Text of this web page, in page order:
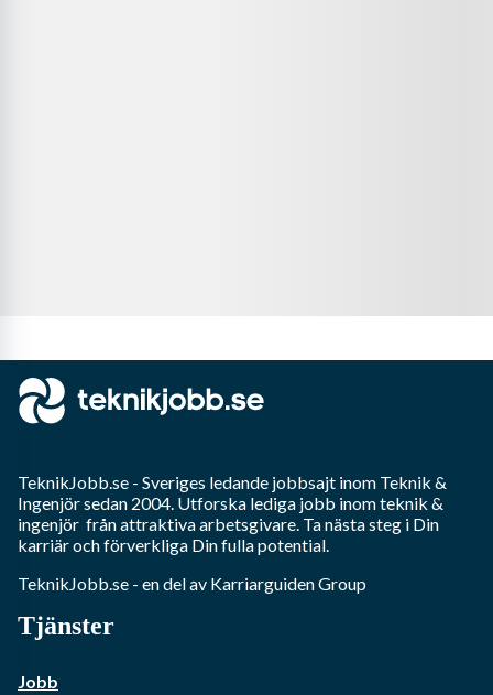
TeknikJobb.se - Sveriges ledande jobbsajt inom Teknik &
Ingenjörsedan 2004. Utforska lediga jobb inomteknik &
ingenjör från attraktiva arbetsgivare. Ta nästa steg i Din
karriär och förverkliga Din fulla potential.
TeknikJobb.se - en del av Karriarguiden Group
Tjänster
Jobb